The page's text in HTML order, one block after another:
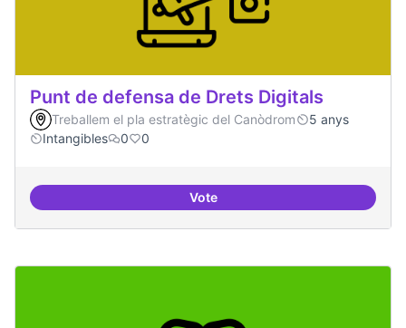
Punt de defensa de Drets Digitals
Treballem el pla estratègic del Canòdrom
5 anys
Intangibles
0 0
VotePunt de defensa de Drets Digitals